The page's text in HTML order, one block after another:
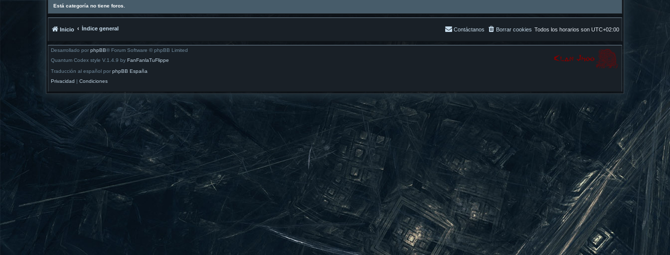
Está categoría no tiene foros.
Inicio Índice general Todos los horarios son UTC+02:00
Borrar cookies
Contáctanos
Desarrollado por phpBB® Forum Software © phpBB Limited
Quantum Codex style V.1.4.9 by FanFanlaTuFlippe
Traducción al español por phpBB España
Privacidad | Condiciones